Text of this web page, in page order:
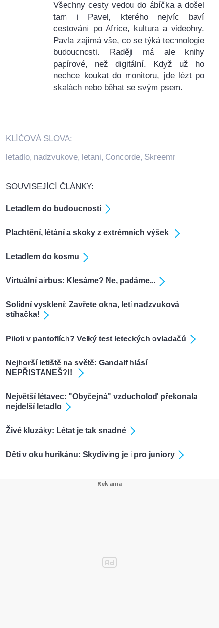
Všechny cesty vedou do ábíčka a došel
tam i Pavel, kterého nejvíc baví
cestování po Africe, kultura a videohry.
Pavla zajímá vše, co se týká technologie
budoucnosti. Raději má ale knihy
papírové, než digitální. Když už ho
nechce koukat do monitoru, jde lézt po
skalách nebo běhat se svým psem.
KLÍČOVÁ SLOVA:
letadlo, nadzvukove, letani, Concorde, Skreemr
SOUVISEJÍCÍ ČLÁNKY:
Letadlem do budoucnosti
Plachtění, létání a skoky z extrémních výšek
Letadlem do kosmu
Virtuální airbus: Klesáme? Ne, padáme...
Solidní vysklení: Zavřete okna, letí nadzvuková
stíhačka!
Piloti v pantoflích? Velký test leteckých ovladačů
Nejhorší letiště na světě: Gandalf hlásí
NEPŘISTANEŠ?!!
Největší létavec: "Obyčejná" vzducholoď překonala
nejdelší letadlo
Živé kluzáky: Létat je tak snadné
Děti v oku hurikánu: Skydiving je i pro juniory